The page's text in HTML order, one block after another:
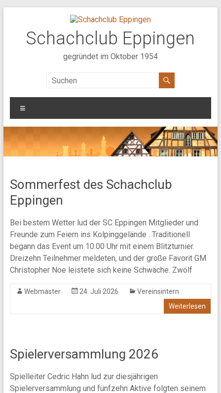
springenSchachclub Eppingen
gegründet im Oktober 1954
Sommerfest des Schachclub
Eppingen
Bei bestem Wetter lud der SC Eppingen Mitglieder und
Freunde zum Feiern ins Kolpinggelände . Traditionell
begann das Event um 10.00 Uhr mit einem Blitzturnier.
Dreizehn Teilnehmer meldeten, und der große Favorit GM
Christopher Noe leistete sich keine Schwäche. Zwölf
Webmaster 24. Juli 2026
Vereinsintern
Weiterlesen
Spielerversammlung 2026
Spielleiter Cedric Hahn lud zur diesjährigen
Spielerversammlung und fünfzehn Aktive folgten seinem